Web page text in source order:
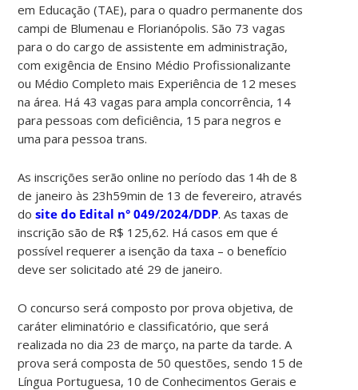
em Educação (TAE), para o quadro permanente dos
campi de Blumenau e Florianópolis. São 73 vagas
para o do cargo de assistente em administração,
com exigência de Ensino Médio Profissionalizante
ou Médio Completo mais Experiência de 12 meses
na área. Há 43 vagas para ampla concorrência, 14
para pessoas com deficiência, 15 para negros e
uma para pessoa trans.
As inscrições serão online no período das 14h de 8
de janeiro às 23h59min de 13 de fevereiro, através
dosite do Edital n° 049/2024/DDP. As taxas de
inscrição são de R$ 125,62. Há casos em que é
possível requerer a isenção da taxa – o benefício
deve ser solicitado até 29 de janeiro.
O concurso será composto por prova objetiva, de
caráter eliminatório e classificatório, que será
realizada no dia 23 de março, na parte da tarde. A
prova será composta de 50 questões, sendo 15 de
Língua Portuguesa, 10 de Conhecimentos Gerais e